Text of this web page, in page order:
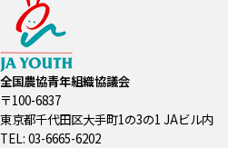
全国農協青年組織協議会
〒100-6837
東京都千代田区大手町1の3の1 JAビル内
TEL: 03-6665-6202